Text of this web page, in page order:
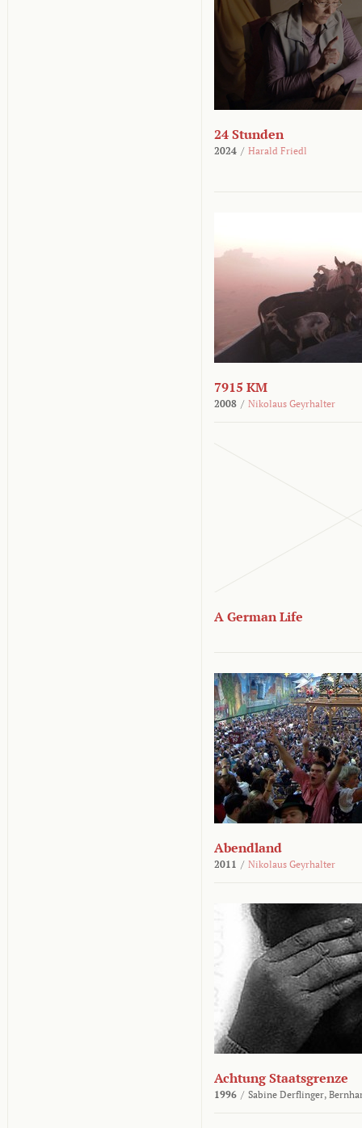
24 Stunden
2024 / Harald Friedl
7915 KM
2008 / Nikolaus Geyrhalter
A German Life
Abendland
2011 / Nikolaus Geyrhalter
Achtung Staatsgrenze
1996 / Sabine Derflinger,